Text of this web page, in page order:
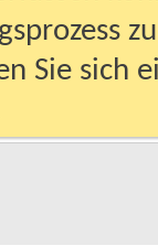
Sie sich